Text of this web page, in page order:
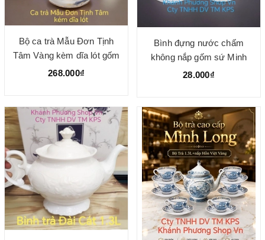
Bộ ca trà Mẫu Đơn Tịnh
Tâm Vàng kèm dĩa lót gốm
sứ Minh Long
268.000₫
Bình đựng nước chấm
không nắp gốm sứ Minh
Long
28.000₫